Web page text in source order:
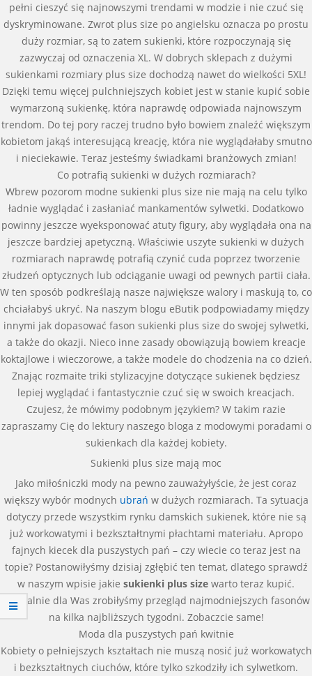
pełni cieszyć się najnowszymi trendami w modzie i nie czuć się
dyskryminowane. Zwrot plus size po angielsku oznacza po prostu
duży rozmiar, są to zatem sukienki, które rozpoczynają się
zazwyczaj od oznaczenia XL. W dobrych sklepach z dużymi
sukienkami rozmiary plus size dochodzą nawet do wielkości 5XL!
Dzięki temu więcej pulchniejszych kobiet jest w stanie kupić sobie
wymarzoną sukienkę, która naprawdę odpowiada najnowszym
trendom. Do tej pory raczej trudno było bowiem znaleźć większym
kobietom jakąś interesującą kreację, która nie wyglądałaby smutno
i nieciekawie. Teraz jesteśmy świadkami branżowych zmian!
Co potrafią sukienki w dużych rozmiarach?
Wbrew pozorom modne sukienki plus size nie mają na celu tylko
ładnie wyglądać i zasłaniać mankamentów sylwetki. Dodatkowo
powinny jeszcze wyeksponować atuty figury, aby wyglądała ona na
jeszcze bardziej apetyczną. Właściwie uszyte sukienki w dużych
rozmiarach naprawdę potrafią czynić cuda poprzez tworzenie
złudzeń optycznych lub odciąganie uwagi od pewnych partii ciała.
W ten sposób podkreślają nasze największe walory i maskują to, co
chciałabyś ukryć. Na naszym blogu eButik podpowiadamy między
innymi jak dopasować fason sukienki plus size do swojej sylwetki,
a także do okazji. Nieco inne zasady obowiązują bowiem kreacje
koktajlowe i wieczorowe, a także modele do chodzenia na co dzień.
Znając rozmaite triki stylizacyjne dotyczące sukienek będziesz
lepiej wyglądać i fantastycznie czuć się w swoich kreacjach.
Czujesz, że mówimy podobnym językiem? W takim razie
zapraszamy Cię do lektury naszego bloga z modowymi poradami o
sukienkach dla każdej kobiety.
Sukienki plus size mają moc
Jako miłośniczki mody na pewno zauważyłyście, że jest coraz
większy wybór modnych ubrań w dużych rozmiarach. Ta sytuacja
dotyczy przede wszystkim rynku damskich sukienek, które nie są
już workowatymi i bezkształtnymi płachtami materiału. Apropo
fajnych kiecek dla puszystych pań – czy wiecie co teraz jest na
topie? Postanowiłyśmy dzisiaj zgłębić ten temat, dlatego sprawdź
w naszym wpisie jakie sukienki plus size warto teraz kupić.
Specjalnie dla Was zrobiłyśmy przegląd najmodniejszych fasonów
na kilka najbliższych tygodni. Zobaczcie same!
Moda dla puszystych pań kwitnie
Kobiety o pełniejszych kształtach nie muszą nosić już workowatych
i bezkształtnych ciuchów, które tylko szkodziły ich sylwetkom.